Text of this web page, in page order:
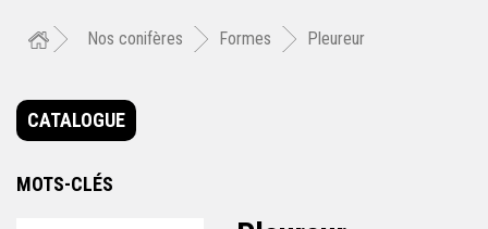
Nos conifères Formes Pleureur
CATALOGUE
MOTS-CLÉS